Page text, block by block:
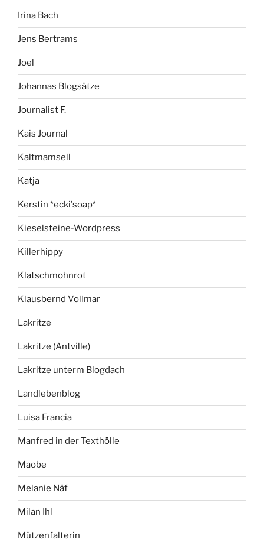
Irina Bach
Jens Bertrams
Joel
Johannas Blogsätze
Journalist F.
Kais Journal
Kaltmamsell
Katja
Kerstin *ecki'soap*
Kieselsteine-Wordpress
Killerhippy
Klatschmohnrot
Klausbernd Vollmar
Lakritze
Lakritze (Antville)
Lakritze unterm Blogdach
Landlebenblog
Luisa Francia
Manfred in der Texthölle
Maobe
Melanie Näf
Milan Ihl
Mützenfalterin